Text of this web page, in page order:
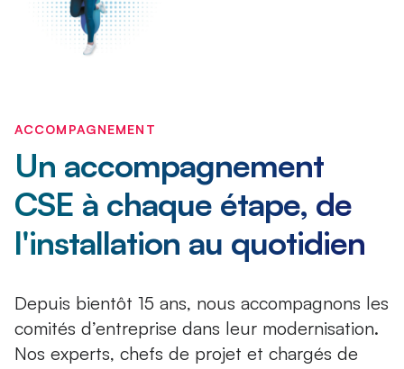
ACCOMPAGNEMENT
Un accompagnement
CSE à chaque étape, de
l'installation au quotidien
Depuis bientôt 15 ans, nous accompagnons les
comités d’entreprise dans leur modernisation.
Nos experts, chefs de projet et chargés de